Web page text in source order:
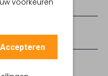
Accepteren